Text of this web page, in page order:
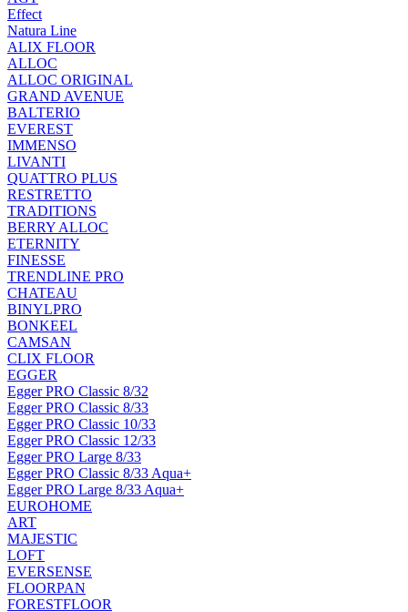
Effect
Natura Line
ALIX FLOOR
ALLOC
ALLOC ORIGINAL
GRAND AVENUE
BALTERIO
EVEREST
IMMENSO
LIVANTI
QUATTRO PLUS
RESTRETTO
TRADITIONS
BERRY ALLOC
ETERNITY
FINESSE
TRENDLINE PRO
CHATEAU
BINYLPRO
BONKEEL
CAMSAN
CLIX FLOOR
EGGER
Egger PRO Classic 8/32
Egger PRO Classic 8/33
Egger PRO Classic 10/33
Egger PRO Classic 12/33
Egger PRO Large 8/33
Egger PRO Classic 8/33 Aqua+
Egger PRO Large 8/33 Aqua+
EUROHOME
ART
MAJESTIC
LOFT
EVERSENSE
FLOORPAN
FORESTFLOOR